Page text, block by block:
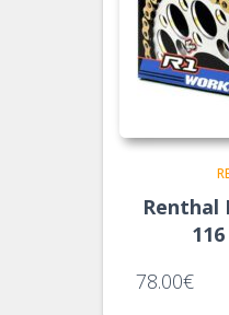
Renthal
78.00€